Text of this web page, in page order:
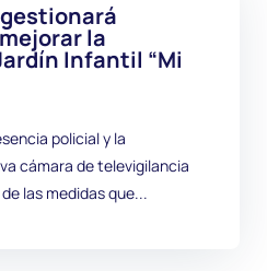
la
Infantil “Mi
policial y la
cámara de televigilancia
las medidas que...